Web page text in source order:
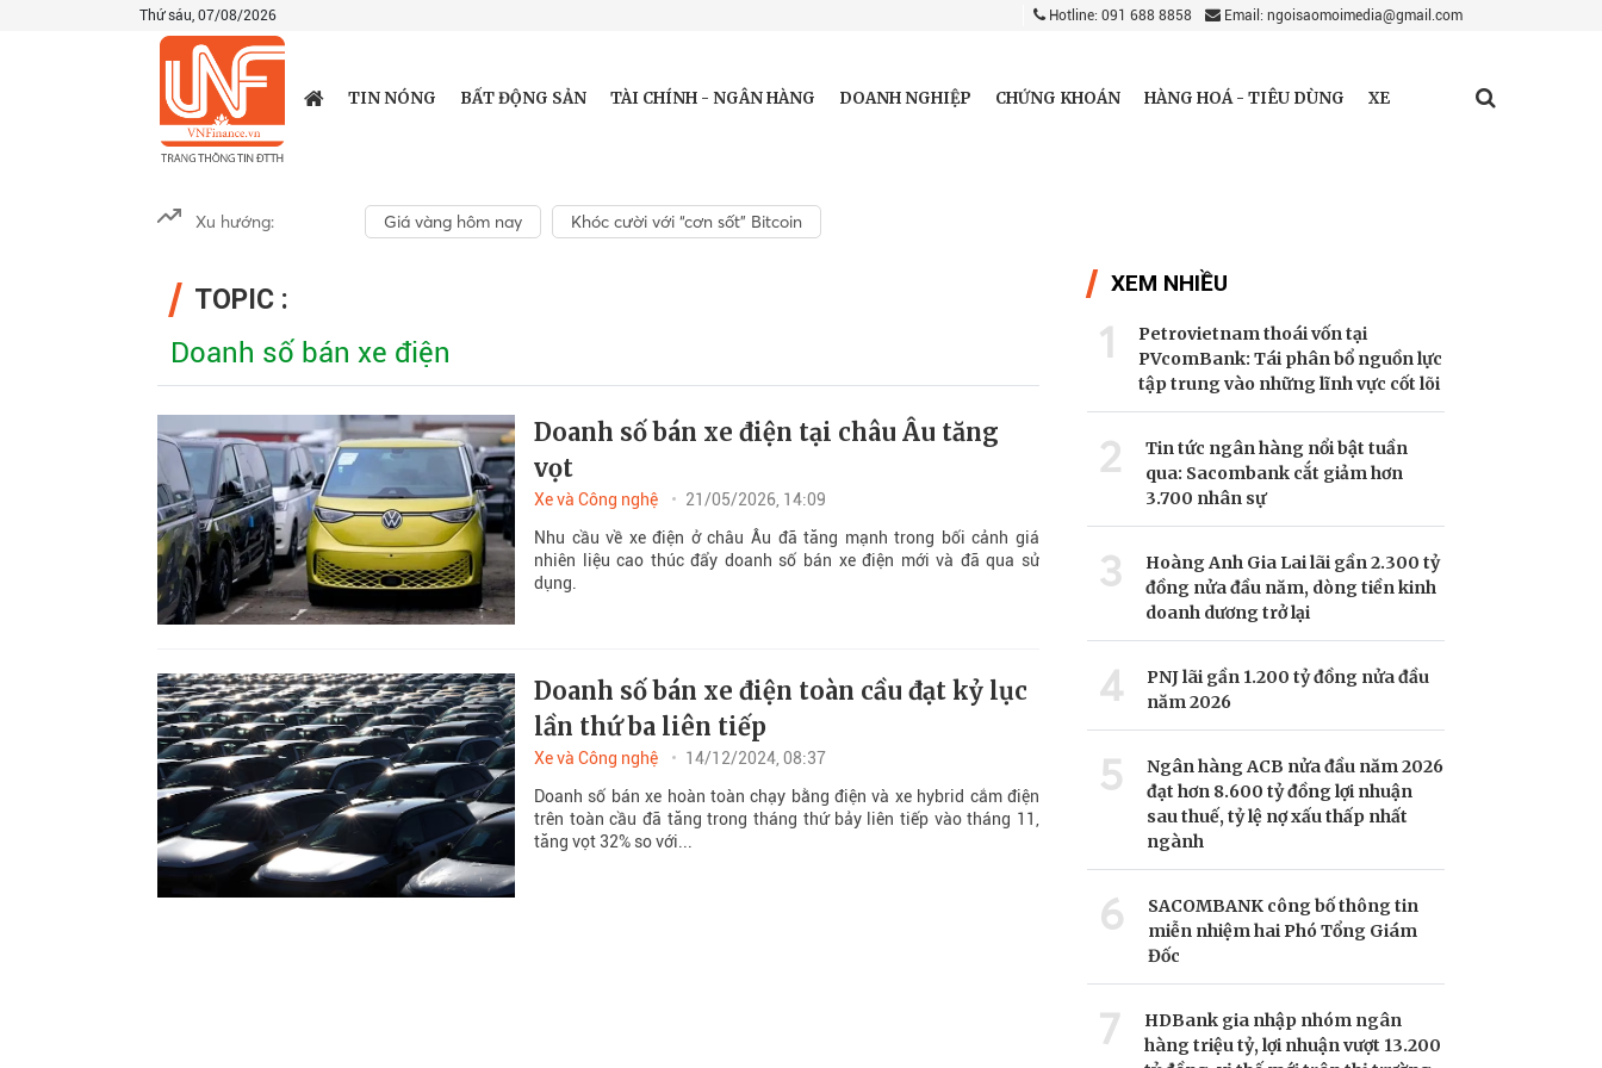
Thứ sáu, 07/08/2026 Hotline: 091 688 8858 Email: ngoisaomoimedia@gmail.com
TIN NÓNG BẤT ĐỘNG SẢN TÀI CHÍNH - NGÂN HÀNG DOANH NGHIỆP CHỨNG KHOÁN HÀNG HOÁ - TIÊU DÙNG XE
Xu hướng: Giá vàng hôm nay Khóc cười với “cơn sốt” Bitcoin
TOPIC :
Doanh số bán xe điện
Doanh số bán xe điện tại châu Âu tăng
vọt
Xe và Công nghệ
21/05/2026, 14:09
Nhu cầu về xe điện ở châu Âu đã tăng mạnh trong bối cảnh giá
nhiên liệu cao thúc đẩy doanh số bán xe điện mới và đã qua sử
dụng.
Doanh số bán xe điện toàn cầu đạt kỷ lục
lần thứ ba liên tiếp
Xe và Công nghệ
14/12/2024, 08:37
Doanh số bán xe hoàn toàn chạy bằng điện và xe hybrid cắm điện
trên toàn cầu đã tăng trong tháng thứ bảy liên tiếp vào tháng 11,
tăng vọt 32% so với...
XEM NHIỀU
1
Petrovietnam thoái vốn tại
PVcomBank: Tái phân bổ nguồn lực
tập trung vào những lĩnh vực cốt lõi
2
Tin tức ngân hàng nổi bật tuần
qua: Sacombank cắt giảm hơn
3.700 nhân sự
3
Hoàng Anh Gia Lai lãi gần 2.300 tỷ
đồng nửa đầu năm, dòng tiền kinh
doanh dương trở lại
4
PNJ lãi gần 1.200 tỷ đồng nửa đầu
năm 2026
5
Ngân hàng ACB nửa đầu năm 2026
đạt hơn 8.600 tỷ đồng lợi nhuận
sau thuế, tỷ lệ nợ xấu thấp nhất
ngành
6
SACOMBANK công bố thông tin
miễn nhiệm hai Phó Tổng Giám
Đốc
7
HDBank gia nhập nhóm ngân
hàng triệu tỷ, lợi nhuận vượt 13.200